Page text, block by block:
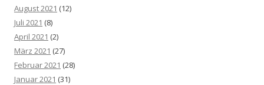
August 2021 (12)
Juli 2021 (8)
April 2021 (2)
März 2021 (27)
Februar 2021 (28)
Januar 2021 (31)